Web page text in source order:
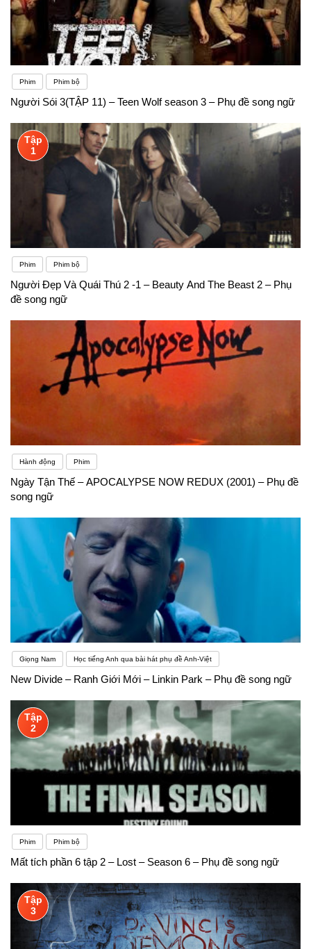
Phim Phim bộ
Người Sói 3(TẬP 11) – Teen Wolf season 3 – Phụ đề song ngữ
Tập
1
Phim Phim bộ
Người Đẹp Và Quái Thú 2 -1 – Beauty And The Beast 2 – Phụ
đề song ngữ
Hành động Phim
Ngày Tận Thế – APOCALYPSE NOW REDUX (2001) – Phụ đề
song ngữ
Giọng Nam Học tiếng Anh qua bài hát phụ đề Anh-Việt
New Divide – Ranh Giới Mới – Linkin Park – Phụ đề song ngữ
Tập
2
Phim Phim bộ
Mất tích phần 6 tập 2 – Lost – Season 6 – Phụ đề song ngữ
Tập
3